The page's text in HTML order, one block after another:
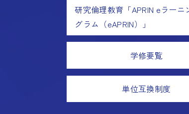
研究倫理教育「APRIN eラーニ
グラム（eAPRIN）」
学修要覧
単位互換制度